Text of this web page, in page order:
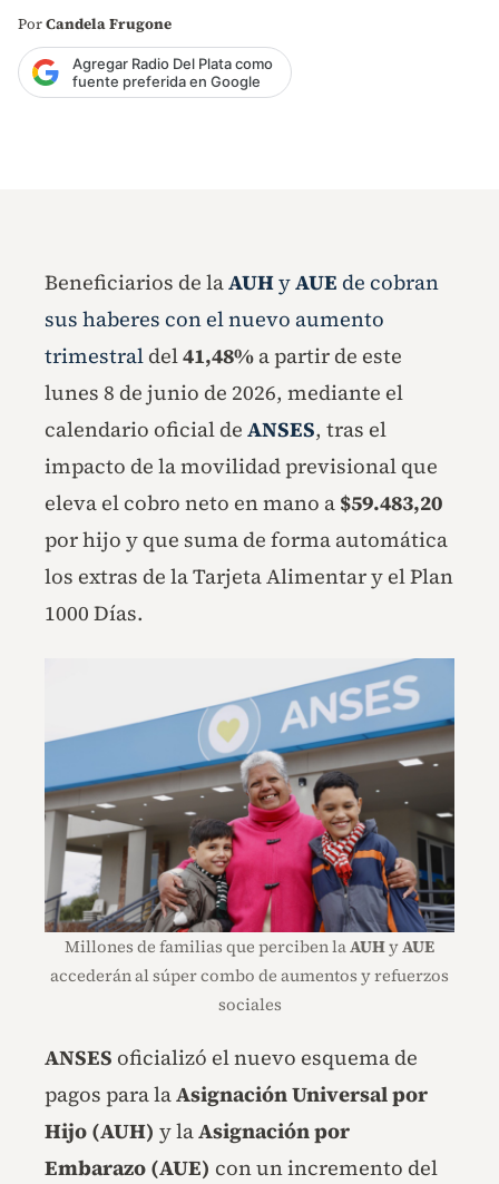
PorCandela Frugone
Agregar Radio Del Plata como
fuente preferida en Google
Beneficiarios de laAUHyAUE de cobran
sus haberes con el nuevo aumento
trimestral del41,48% a partir de este
lunes 8 de junio de 2026, mediante el
calendario oficial de ANSES, tras el
impacto de la movilidad previsional que
eleva el cobro neto en mano a $59.483,20
por hijo y que suma de forma automática
los extras de la Tarjeta Alimentar y el Plan
1000 Días.
Millones de familias que perciben laAUHyAUE
accederán al súper combo de aumentos y refuerzos
sociales
ANSES oficializó el nuevo esquema de
pagos para laAsignación Universal por
Hijo (AUH) y laAsignación por
Embarazo (AUE) con un incremento del